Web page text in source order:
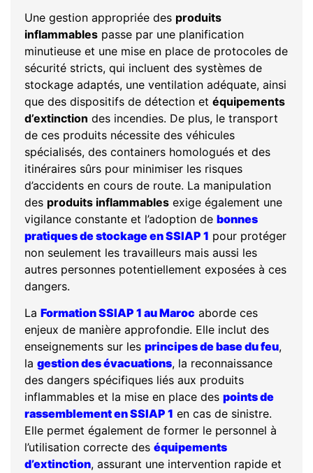
Une gestion appropriée des produits
inflammables passe par une planification
minutieuse et une mise en place de protocoles de
sécurité stricts, qui incluent des systèmes de
stockage adaptés, une ventilation adéquate, ainsi
que des dispositifs de détection et équipements
d’extinction des incendies. De plus, le transport
de ces produits nécessite des véhicules
spécialisés, des containers homologués et des
itinéraires sûrs pour minimiser les risques
d’accidents en cours de route. La manipulation
des produits inflammables exige également une
vigilance constante et l’adoption de bonnes
pratiques de stockage en SSIAP 1 pour protéger
non seulement les travailleurs mais aussi les
autres personnes potentiellement exposées à ces
dangers.
La Formation SSIAP 1 au Maroc aborde ces
enjeux de manière approfondie. Elle inclut des
enseignements sur les principes de base du feu,
la gestion des évacuations, la reconnaissance
des dangers spécifiques liés aux produits
inflammables et la mise en place des points de
rassemblement en SSIAP 1 en cas de sinistre.
Elle permet également de former le personnel à
l’utilisation correcte des équipements
d’extinction, assurant une intervention rapide et